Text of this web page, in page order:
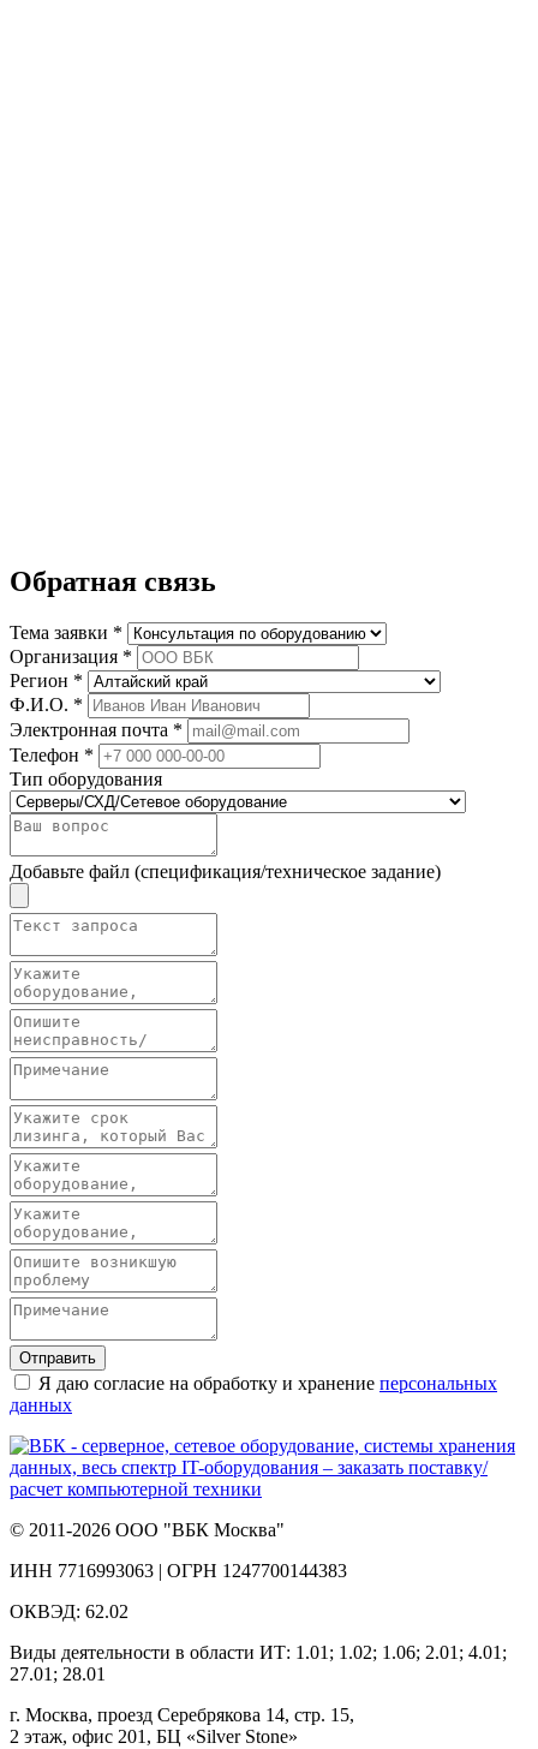
Обратная связь
Тема заявки *
Организация *
Регион *
Ф.И.О. *
Электронная почта *
Телефон *
Тип оборудования
Добавьте файл (спецификация/техническое задание)
Отправить
Я даю согласие на обработку и хранение персональных
данных
© 2011-2026 ООО "ВБК Москва"
ИНН 7716993063 | ОГРН 1247700144383
ОКВЭД: 62.02
Виды деятельности в области ИТ: 1.01; 1.02; 1.06; 2.01; 4.01;
27.01; 28.01
г. Москва, проезд Серебрякова 14, стр. 15,
2 этаж, офис 201, БЦ «Silver Stone»